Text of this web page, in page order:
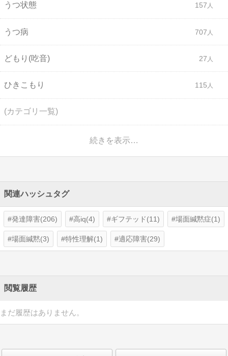
うつ状態 157
うつ病 707
どもり(吃音) 27
ひきこもり 115
(カテゴリ一覧)
続きを表示…
関連ハッシュタグ
発達障害(206) 高iq(4) ギフテッド(11) 場面緘黙症(1)
場面緘黙(3) 特性理解(1) 適応障害(29)
閲覧履歴
まだ履歴はありません。